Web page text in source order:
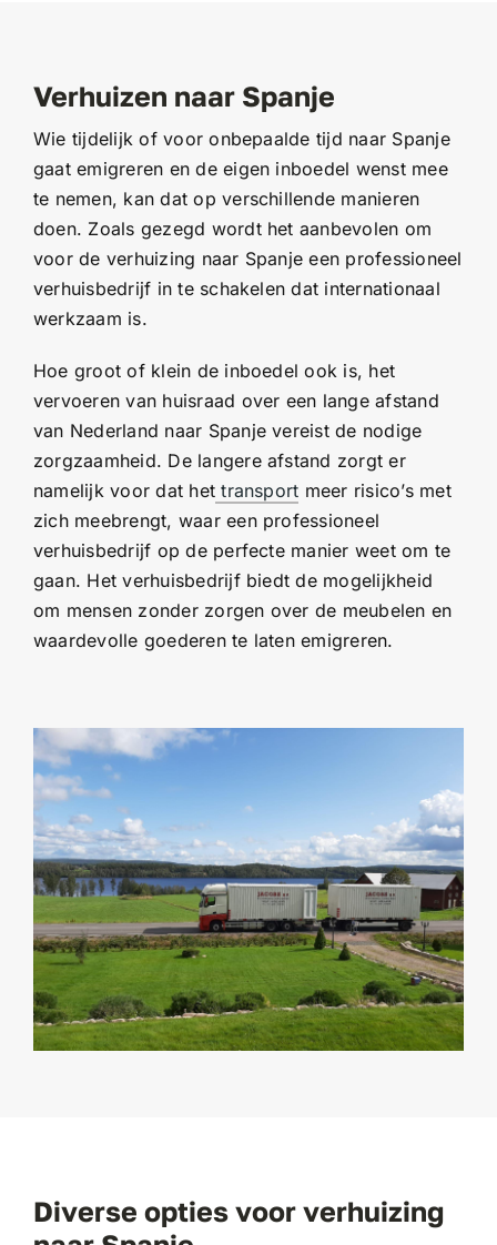
Verhuizen naar Spanje
Wie tijdelijk of voor onbepaalde tijd naar Spanje
gaat emigreren en de eigen inboedel wenst mee
te nemen, kan dat op verschillende manieren
doen. Zoals gezegd wordt het aanbevolen om
voor de verhuizing naar Spanje een professioneel
verhuisbedrijf in te schakelen dat internationaal
werkzaam is.
Hoe groot of klein de inboedel ook is, het
vervoeren van huisraad over een lange afstand
van Nederland naar Spanje vereist de nodige
zorgzaamheid. De langere afstand zorgt er
namelijk voor dat het transport meer risico’s met
zich meebrengt, waar een professioneel
verhuisbedrijf op de perfecte manier weet om te
gaan. Het verhuisbedrijf biedt de mogelijkheid
om mensen zonder zorgen over de meubelen en
waardevolle goederen te laten emigreren.
Diverse opties voor verhuizing